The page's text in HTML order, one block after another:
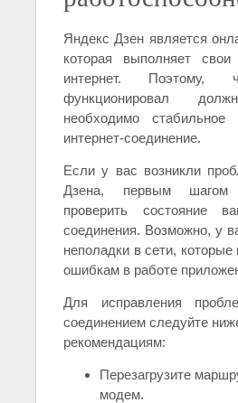
Яндекс Дзен является
которая выполняет
интернет. Поэтому,
функционировал
необходимо стабильное
интернет-соединение.
Если у вас возникли
Дзена, первым шагом
проверить состояние
соединения. Возможно, у
неполадки в сети, которые
ошибкам в работе
Для исправления
соединением следуйте
рекомендациям:
Перезагрузите
модем.